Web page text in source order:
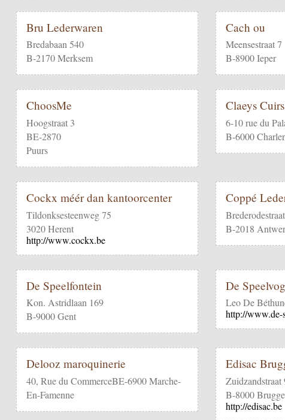
Bru Lederwaren
Bredabaan 540
B-2170 Merksem
Cach ou
Meensestraat 7
B-8900 Ieper
ChoosMe
Hoogstraat 3
BE-2870
Puurs
Claeys
6-10 rue du
B-6000
Cockx méér dan kantoorcenter
Tildonksesteenweg 75
3020 Herent
http://www.cockx.be
Coppé
B-2018
De Speelfontein
Kon. Astridlaan 169
B-9000 Gent
De
Leo De
http://www.de-
Delooz maroquinerie
40, Rue du CommerceBE-6900 Marche-
En-Famenne
Edisac
Zuidzandstraat
B-8000 Brugge
http://edisac.be